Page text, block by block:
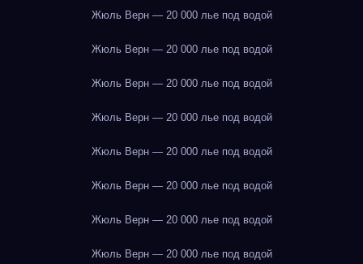
Жюль Верн — 20 000 лье под водой
Жюль Верн — 20 000 лье под водой
Жюль Верн — 20 000 лье под водой
Жюль Верн — 20 000 лье под водой
Жюль Верн — 20 000 лье под водой
Жюль Верн — 20 000 лье под водой
Жюль Верн — 20 000 лье под водой
Жюль Верн — 20 000 лье под водой